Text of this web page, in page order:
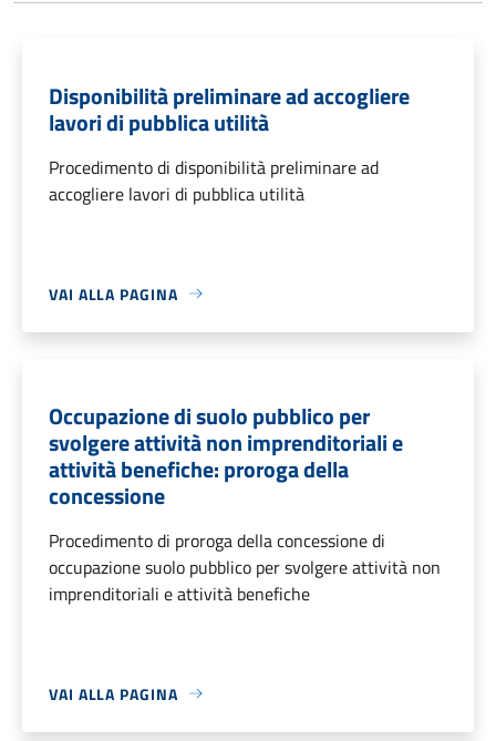
Disponibilità preliminare ad accogliere
lavori di pubblica utilità
Procedimento di disponibilità preliminare ad
accogliere lavori di pubblica utilità
VAI ALLA PAGINA
Occupazione di suolo pubblico per
svolgere attività non imprenditoriali e
attività benefiche: proroga della
concessione
Procedimento di proroga della concessione di
occupazione suolo pubblico per svolgere attività non
imprenditoriali e attività benefiche
VAI ALLA PAGINA